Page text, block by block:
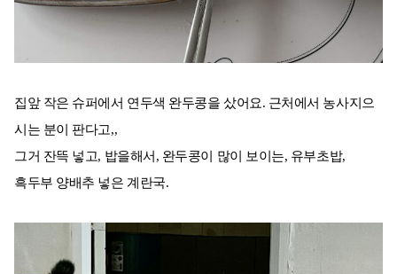
집앞 작은 슈퍼에서 연두색 완두콩을 샀어요. 근처에서 농사지으
시는 분이 판다고,,
그거 잔뜩 넣고, 밥을해서, 완두콩이 많이 보이는, 유부초밥,
흑두부 양배추 넣은 계란국.